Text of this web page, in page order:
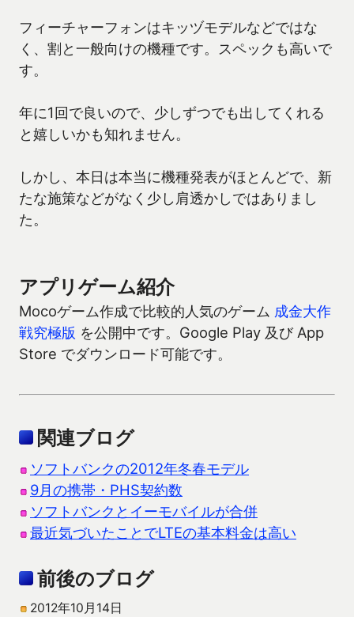
フィーチャーフォンはキッヅモデルなどではな
く、割と一般向けの機種です。スペックも高いで
す。
年に1回で良いので、少しずつでも出してくれる
と嬉しいかも知れません。
しかし、本日は本当に機種発表がほとんどで、新
たな施策などがなく少し肩透かしではありまし
た。
アプリゲーム紹介
Mocoゲーム作成で比較的人気のゲーム 成金大作
戦究極版 を公開中です。Google Play 及び App
Store でダウンロード可能です。
関連ブログ
ソフトバンクの2012年冬春モデル
9月の携帯・PHS契約数
ソフトバンクとイーモバイルが合併
最近気づいたことでLTEの基本料金は高い
前後のブログ
2012年10月14日